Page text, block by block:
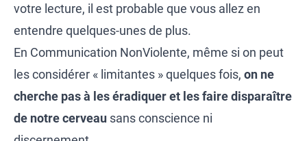
votre lecture, il est probable que vous allez en
entendre quelques-unes de plus.
En Communication NonViolente, même si on peut
les considérer « limitantes » quelques fois, on ne
cherche pas à les éradiquer et les faire disparaître
de notre cerveau sans conscience ni